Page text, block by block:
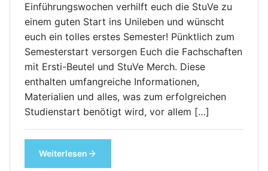
Einführungswochen verhilft euch die StuVe zu
einem guten Start ins Unileben und wünscht
euch ein tolles erstes Semester! Pünktlich zum
Semesterstart versorgen Euch die Fachschaften
mit Ersti-Beutel und StuVe Merch. Diese
enthalten umfangreiche Informationen,
Materialien und alles, was zum erfolgreichen
Studienstart benötigt wird, vor allem […]
Weiterlesen